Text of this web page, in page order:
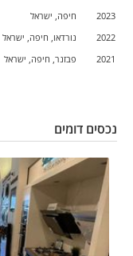
2023
חיפה, ישראל
2022
נורדאו, חיפה, ישראל
2021
פבזנר, חיפה, ישראל
נכסים דומים